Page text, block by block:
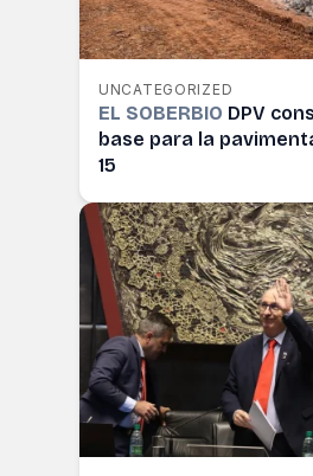
UNCATEGORIZED
EL SOBERBIO DPV
base para la
15